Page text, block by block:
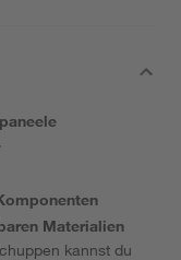
Materialien
kannst du